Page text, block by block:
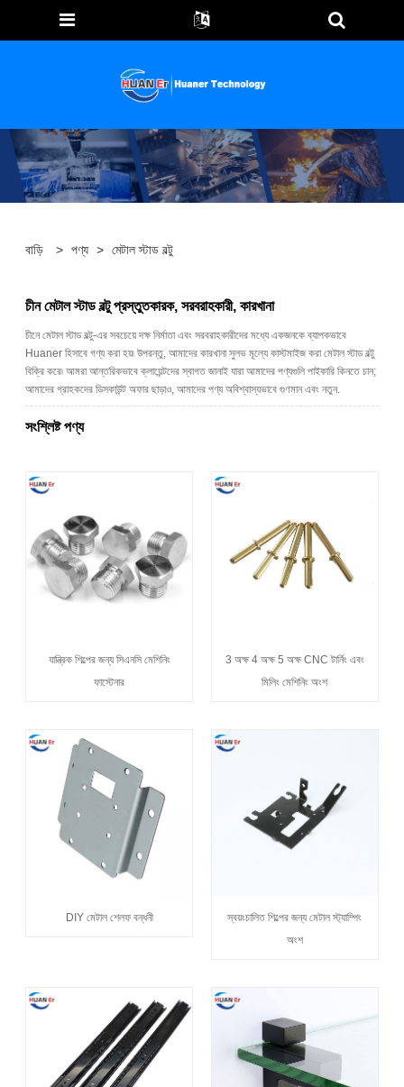
বাড়ি > পণ্য > মেটাল স্টাড বল্টু
চীন মেটাল স্টাড বল্টু প্রস্তুতকারক, সরবরাহকারী, কারখানা
চীনে মেটাল স্টাড বল্টু-এর সবচেয়ে দক্ষ নির্মাতা এবং সরবরাহকারীদের মধ্যে একজনকে ব্যাপকভাবে
Huaner হিসাবে গণ্য করা হয়৷ উপরন্তু, আমাদের কারখানা সুলভ মূল্যে কাস্টমাইজ করা মেটাল স্টাড বল্টু
বিক্রি করে৷ আমরা আন্তরিকভাবে ক্লায়েন্টদের স্বাগত জানাই যারা আমাদের পণ্যগুলি পাইকারি কিনতে চান;
আমাদের গ্রাহকদের ডিসকাউন্ট অফার ছাড়াও, আমাদের পণ্য অবিশ্বাস্যভাবে গুণমান এবং নতুন.
সংশ্লিষ্ট পণ্য
যান্ত্রিক শিল্পের জন্য সিএনসি মেশিনিং
ফাস্টেনার
3 অক্ষ 4 অক্ষ 5 অক্ষ CNC টার্নিং এবং
মিলিং মেশিনিং অংশ
DIY মেটাল শেলফ বন্ধনী
স্বয়ংচালিত শিল্পের জন্য মেটাল স্ট্যাম্পিং
অংশ